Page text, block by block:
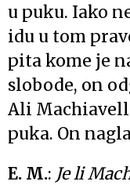
u puku. Iako
idu u tom
pita kome je
slobode, on
Ali
puka. On
E. M.: Je li